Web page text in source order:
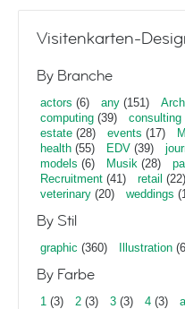
Visitenkarten-
By Branche
actors (6) any (151)
computing (39) consulting
estate (28) events (17)
health (55) EDV (39)
models (6) Musik (28)
Recruitment (41) retail (22)
veterinary (20) weddings
By Stil
graphic (360) Illustration
By Farbe
1 (3) 2 (3) 3 (3) 4 (3)